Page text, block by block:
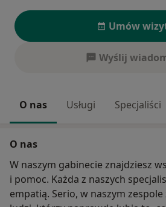
Umów
Wyślij
O nas Usługi Specjaliści
O nas
W naszym gabinecie znajdziesz
i pomoc. Każda z naszych
empatią. Serio, w naszym